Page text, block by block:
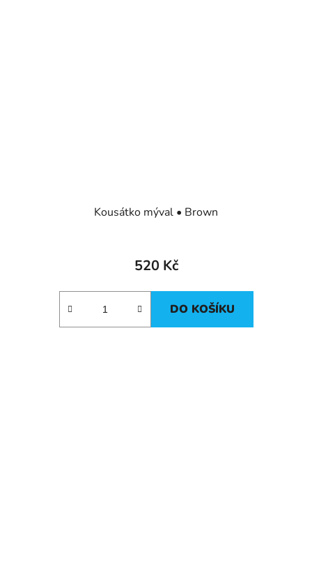
Kousátko mýval • Brown
520 Kč
DO KOŠÍKU